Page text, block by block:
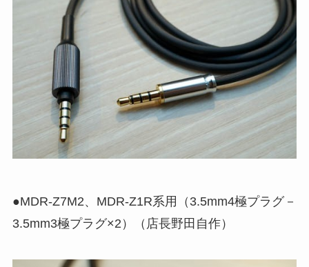
●MDR-Z7M2、MDR-Z1R系用（3.5mm4極プラグ－
3.5mm3極プラグ×2）（店長野田自作）